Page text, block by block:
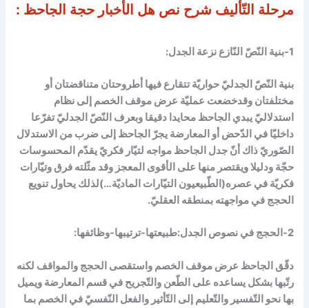
مرحلة التّأليف شرح نص هل الأخبار حجة الجاحظ :
1-بنية النّصّ النّازع نزعة الجدل:
بنية النّصّ الجدليّ حواريّة تتقارع فيها أطروحتان متناقضتان أو
مختلفتان وقدخضعت عمليّة عرض موقف الخصم إلى نظام
استدلاليّ يبدي الجاحظ محايدا دقيقا وبعرف النّصّ الجدليّ تفرّعا
داخليّا في الدّحض أو المعارضة يجرّ الجاحظ إلى ضرب من الاستدلال
الصّوريّ ذاك أنّ جدل الجاحظ مواجه لتيّار فكريّ يقدّم المحسوسات
حجّة ودليلا ويقتصر منها على الأقوى المعجز وقد مثّلته فرق وتيّارات
فكريّة في عصره(الطّبيعيون التيّارات الماديّة…)لذلك يحاول تنويع
الحجج في مواجهته بمنطقه العقليّ.
2-الحجج في نصوص الجدل:طبيعتها-ترتيبها-وظائفها:
دقّق الجاحظ عرض موقف الخصم واستقصى الحجج والمواقف لكنه
رتّبها بشكل يساعده على الطّعن والتّجريح في قسم المعارضة ويميل
بها نحو التّفسير والتّعليم إلى التّأثير والفعل النّفسيّ في الخصم بما